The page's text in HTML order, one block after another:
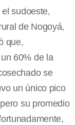
sudoeste,
de Nogoyá,
que,
60% de la
se
un único pico
su promedio